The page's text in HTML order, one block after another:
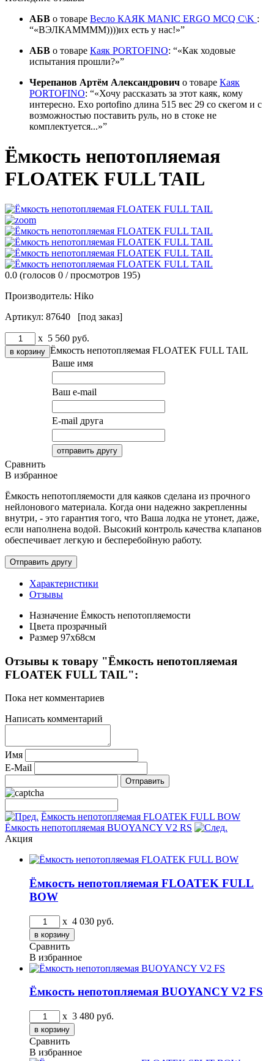
АБВ о товаре Весло КАЯК MANIC ERGO MCQ C\K :
«ВЭЛКАММММ))))их есть у нас!»
АБВ о товаре Каяк PORTOFINO:
«Как ходовые
испытания прошли?»
Черепанов Артём Александрович о товаре Каяк
PORTOFINO:
«Хочу рассказать за этот каяк, кому
интересно. Exo portofino длина 515 вес 29 со скегом и с
возможностью поставить руль, но в стоке не
комплектуется...»
Ёмкость непотопляемая
FLOATEK FULL TAIL
0.0 (голосов 0 / просмотров 195)
Производитель: Hiko
Артикул: 87640 [под заказ]
x 5 560 руб.
Ёмкость непотопляемая FLOATEK FULL TAIL
Ваше имя
Ваш e-mail
E-mail друга
Сравнить
В избранное
Ёмкость непотопляемости для каяков сделана из прочного
нейлонового материала. Когда они надежно закрепленны
внутри, - это гарантия того, что Ваша лодка не утонет, даже,
если наполнена водой. Высокий контроль качества клапанов
обеспечивает легкую и бесперебойную работу.
Характеристики
Отзывы
Назначение Ёмкость непотопляемости
Цвета прозрачный
Размер 97х68см
Отзывы к товару "Ёмкость непотопляемая
FLOATEK FULL TAIL":
Пока нет комментариев
Написать комментарий
Имя
E-Mail
Ёмкость непотопляемая FLOATEK FULL BOW
Ёмкость непотопляемая BUOYANCY V2 RS
Акция
Ёмкость непотопляемая FLOATEK FULL
BOW
x 4 030 руб.
Сравнить
В избранное
Ёмкость непотопляемая BUOYANCY V2 FS
x 3 480 руб.
Сравнить
В избранное